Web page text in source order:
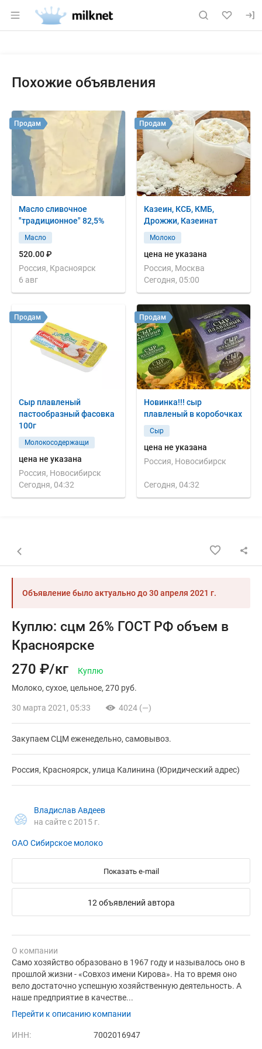
Раздел навигации по сайту milknet.ru
Похожие объявления
Масло сливочное
"традиционное" 82,5%
Масло
520.00 ₽
Россия, Красноярск
6 авг
Продам
Казеин, КСБ, КМБ,
Дрожжи, Казеинат
Молоко
цена не указана
Россия, Москва
Сегодня, 05:00
Продам
Сыр плавленый
пастообразный фасовка
100г
Молокосодержащи
цена не указана
Россия, Новосибирск
Сегодня, 04:32
Продам
Новинка!!! сыр
плавленый в коробочках
Сыр
цена не указана
Россия, Новосибирск
Сегодня, 04:32
Продам
Назад к списку объявлений
Объявление было актуально до30 апреля 2021 г.
Куплю: сцм 26% ГОСТ РФ объем в
Красноярске
270 ₽/кг
Куплю
Молоко сухое цельное 270 руб.
30 марта 2021, 05:33 4024 (—)
Закупаем СЦМ еженедельно, самовывоз.
Россия, Красноярск, улица Калинина (Юридический адрес)
Владислав Авдеев
на сайте с 2015 г.
ОАО Сибирское молоко
Показать e-mail
12 объявлений автора
О компании
Само хозяйство образовано в 1967 году и называлось оно в
прошлой жизни - «Совхоз имени Кирова». На то время оно
вело достаточно успешную хозяйственную деятельность. А
наше предприятие в качестве...
Перейти к описанию компании
ИНН: 7002016947